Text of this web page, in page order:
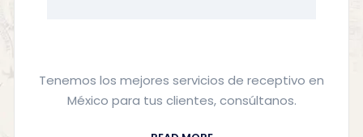
Tenemos los mejores servicios de receptivo en
México para tus clientes, consúltanos.